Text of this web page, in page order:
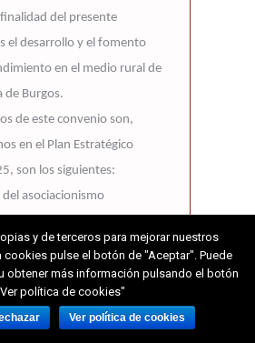
del presente
el desarrollo y el fomento
en el medio rural de
de Burgos.
de este convenio son,
en el Plan Estratégico
son los siguientes:
asociacionismo
en ventas y organización a
de la provincia.
Empresario de Burgos
y de terceros para mejorar nuestros
cookies pulse el botón de "Aceptar". Puede
obtener más información pulsando el botón
política de cookies"
Ver política de cookies